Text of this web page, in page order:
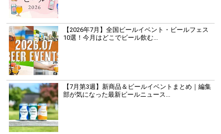
【2026年7月】全国ビールイベント・ビールフェス
10選！今月はどこでビール飲む...
【7月第3週】新商品＆ビールイベントまとめ｜編集
部が気になった最新ビールニュース...